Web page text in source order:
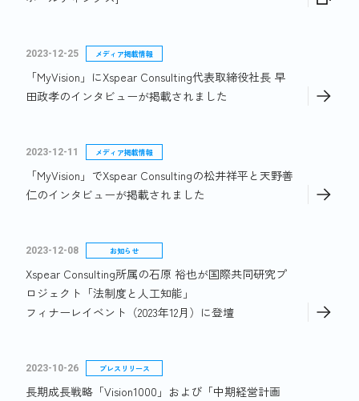
2023-12-25 メディア掲載情報
「MyVision」にXspear Consulting代表取締役社長 早
田政孝のインタビューが掲載されました
2023-12-11 メディア掲載情報
「MyVision」でXspear Consultingの松井祥平と天野善
仁のインタビューが掲載されました
2023-12-08 お知らせ
Xspear Consulting所属の石原 裕也が国際共同研究プ
ロジェクト「法制度と人工知能」
フィナーレイベント（2023年12月）に登壇
2023-10-26 プレスリリース
長期成長戦略「Vision1000」および「中期経営計画